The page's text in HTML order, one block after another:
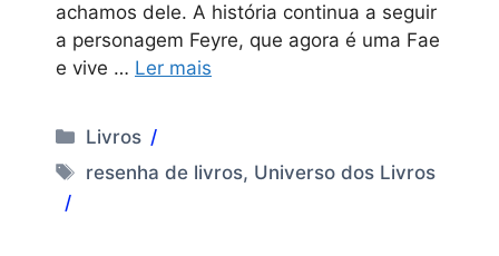
achamos dele. A história continua a seguir
a personagem Feyre, que agora é uma Fae
e vive … Ler mais
Categorias
Livros
Tags
resenha de livros, Universo dos Livros